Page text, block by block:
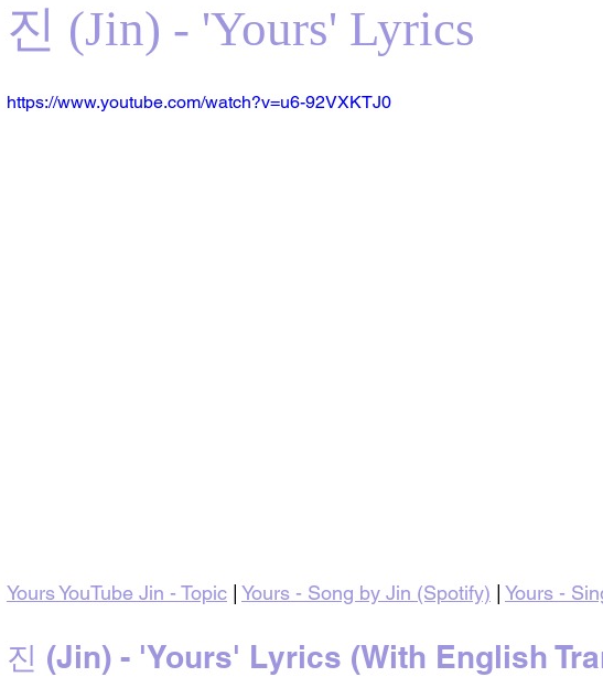
진 (Jin) - 'Yours' Lyrics
https://www.youtube.com/watch?v=u6-92VXKTJ0
Yours YouTube Jin - Topic Yours - Song by Jin (Spotify) Yours -
진 (Jin) - 'Yours' Lyrics (With English